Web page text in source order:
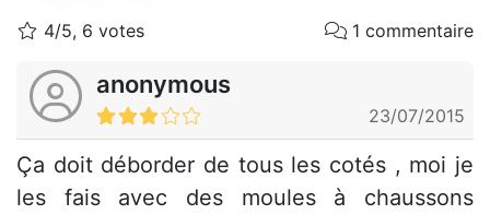
4/5, 6 votes 1 commentaire
anonymous
23/07/2015
Ça doit déborder de tous les cotés , moi je
les fais avec des moules à chaussons